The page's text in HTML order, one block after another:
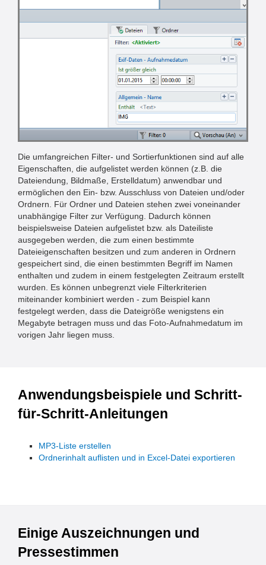
Die umfangreichen Filter- und Sortierfunktionen sind auf alle
Eigenschaften, die aufgelistet werden können (z.B. die
Dateiendung, Bildmaße, Erstelldatum) anwendbar und
ermöglichen den Ein- bzw. Ausschluss von Dateien und/oder
Ordnern. Für Ordner und Dateien stehen zwei voneinander
unabhängige Filter zur Verfügung. Dadurch können
beispielsweise Dateien aufgelistet bzw. als Dateiliste
ausgegeben werden, die zum einen bestimmte
Dateieigenschaften besitzen und zum anderen in Ordnern
gespeichert sind, die einen bestimmten Begriff im Namen
enthalten und zudem in einem festgelegten Zeitraum erstellt
wurden. Es können unbegrenzt viele Filterkriterien
miteinander kombiniert werden - zum Beispiel kann
festgelegt werden, dass die Dateigröße wenigstens ein
Megabyte betragen muss und das Foto-Aufnahmedatum im
vorigen Jahr liegen muss.
Anwendungsbeispiele und Schritt-
für-Schritt-Anleitungen
MP3-Liste erstellen
Ordnerinhalt auflisten und in Excel-Datei exportieren
Einige Auszeichnungen und
Pressestimmen